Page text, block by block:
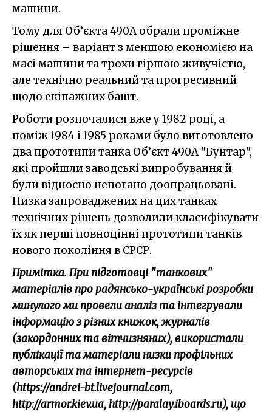
машини.
Тому для Об’єкта 490А обрали проміжне
рішення – варіант з меншою економією на
масі машини та трохи гіршою живучістю,
але технічно реальний та прогресивний
щодо екіпажних башт.
Роботи розпочалися вже у 1982 році, а
поміж 1984 і 1985 роками було виготовлено
два прототипи танка Об’єкт 490А "Бунтар",
які пройшли заводські випробування й
були відносно непогано доопрацьовані.
Низка запроваджених на цих танках
технічних рішень дозволили класифікувати
їх як перші повноцінні прототипи танків
нового покоління в СРСР.
Примітка. При підготовці "танкових"
матеріалів про радянсько-українські розробки
минулого ми провели аналіз та інтегрували
інформацію з різних книжок, журналів
(закордонних та вітчизняних), використали
публікації та матеріали низки профільних
авторських та інтернет-ресурсів
(https://andrei-bt.livejournal.com,
http://armor.kiev.ua, http://paralay.iboards.ru), що